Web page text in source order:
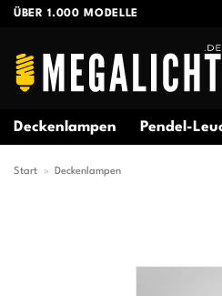
Zum
springen
ÜBER 1.000 MODELLE
Deckenlampen Pendel-
Start » Deckenlampen